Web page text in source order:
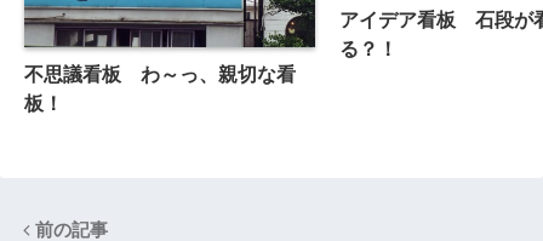
不思議看板 わ～っ、親切な看
板！
アイデア看板 石段が
る？！
前の記事